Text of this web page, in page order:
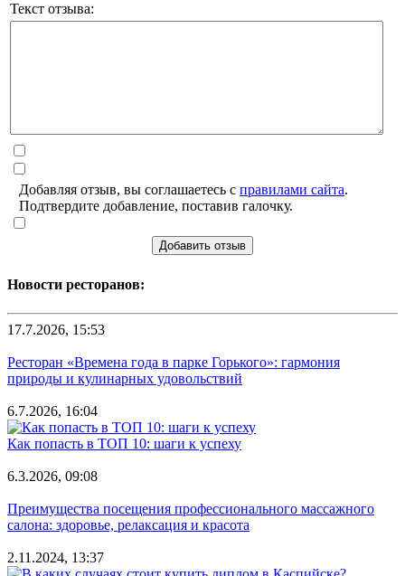
Текст отзыва:
Добавляя отзыв, вы соглашаетесь с правилами сайта.
Подтвердите добавление, поставив галочку.
Добавить отзыв
Новости ресторанов:
17.7.2026, 15:53
Ресторан «Времена года в парке Горького»: гармония
природы и кулинарных удовольствий
6.7.2026, 16:04
Как попасть в ТОП 10: шаги к успеху
6.3.2026, 09:08
Преимущества посещения профессионального массажного
салона: здоровье, релаксация и красота
2.11.2024, 13:37